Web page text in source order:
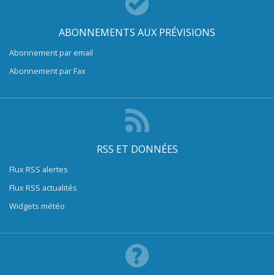
ABONNEMENTS AUX PRÉVISIONS
Abonnement par email
Abonnement par Fax
RSS ET DONNÉES
Flux RSS alertes
Flux RSS actualités
Widgets météo